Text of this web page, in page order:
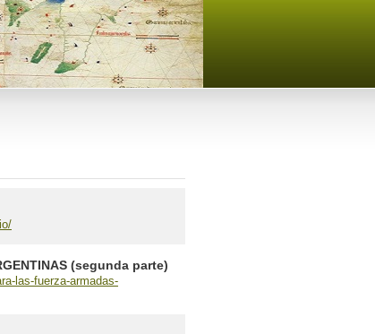
(segunda parte)
las-fuerza-armadas-